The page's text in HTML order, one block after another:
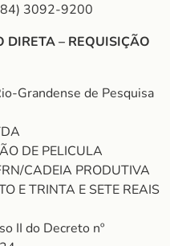
3092-9200
DIRETA – REQUISIÇÃO
Grandense de Pesquisa
DE PELICULA
CADEIA PRODUTIVA
E TRINTA E SETE REAIS
II do Decreto nº